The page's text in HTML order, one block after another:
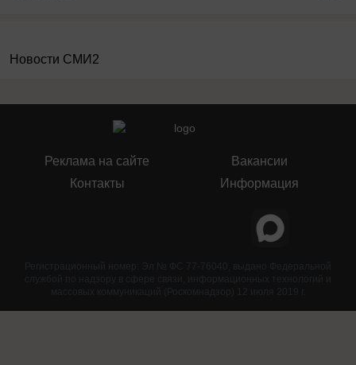
Новости СМИ2
Реклама на сайте
Контакты
Вакансии
Информация
Регистрационный номер: Эл № ФС 77-76040, выдано Федеральной
службой по надзору в сфере связи, информационных технологий и
массовых коммуникаций (Роскомнадзор) 12 июля 2019 г.